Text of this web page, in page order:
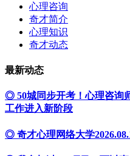
心理咨询
奇才简介
心理知识
奇才动态
最新动态
◎ 50城同步开考！心理咨询
工作进入新阶段
◎ 奇才心理网络大学